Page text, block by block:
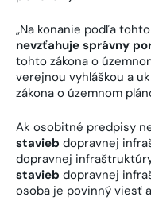
„Na konanie podľa
nevzťahuje správny
tohto zákona o
verejnou vyhláškou a
zákona o územnom
Ak osobitné predpisy
stavieb dopravnej
dopravnej
stavieb dopravnej
osoba je povinný viesť